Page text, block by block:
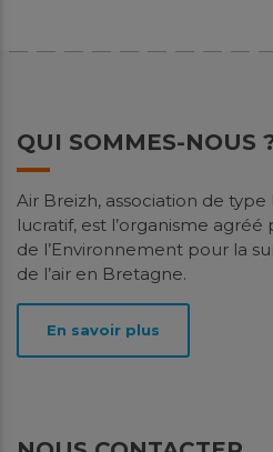
QUI SOMMES-NOUS
Air Breizh, association de type
lucratif, est l’organisme
de l’Environnement pour la
de l’air en Bretagne.
En savoir plus